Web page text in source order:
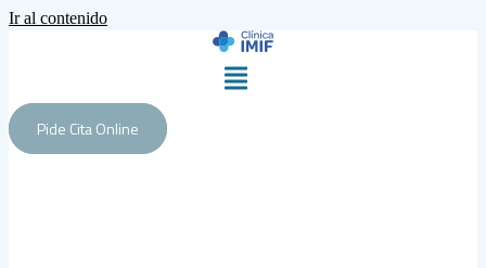
Ir al contenido
Pide Cita Online